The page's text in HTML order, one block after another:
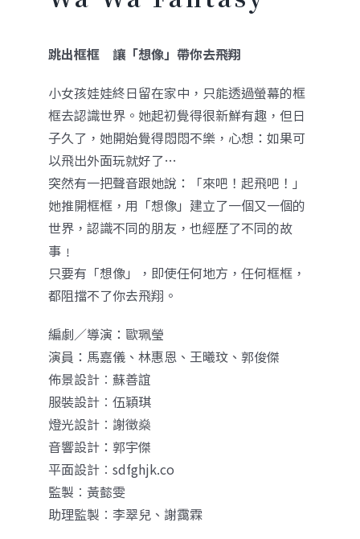
跳出框框 讓「想像」帶你去飛翔
小女孩娃娃終日留在家中，只能透過螢幕的框
框去認識世界。她起初覺得很新鮮有趣，但日
子久了，她開始覺得悶悶不樂，心想：如果可
以飛出外面玩就好了…
突然有一把聲音跟她說：「來吧！起飛吧！」
她推開框框，用「想像」建立了一個又一個的
世界，認識不同的朋友，也經歷了不同的故
事﹗
只要有「想像」，即使任何地方，任何框框，
都阻擋不了你去飛翔。
編劇／導演：歐珮瑩
演員：馬嘉儀、林惠恩、王曦玟、郭俊傑
佈景設計︰蘇善誼
服裝設計︰伍穎琪
燈光設計︰謝徵燊
音響設計：郭宇傑
平面設計︰sdfghjk.co
監製︰黃懿雯
助理監製︰李翠兒、謝靄霖